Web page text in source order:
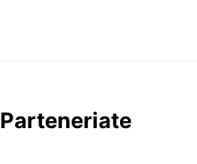
Parteneriate